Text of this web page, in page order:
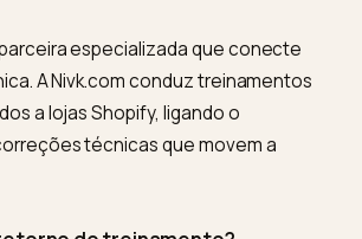
IA virou um canal de aquisição.
ou o Perplexity respondem
aparecer nessa resposta gera
Um diretor que entende isso lê
atribui corretamente o